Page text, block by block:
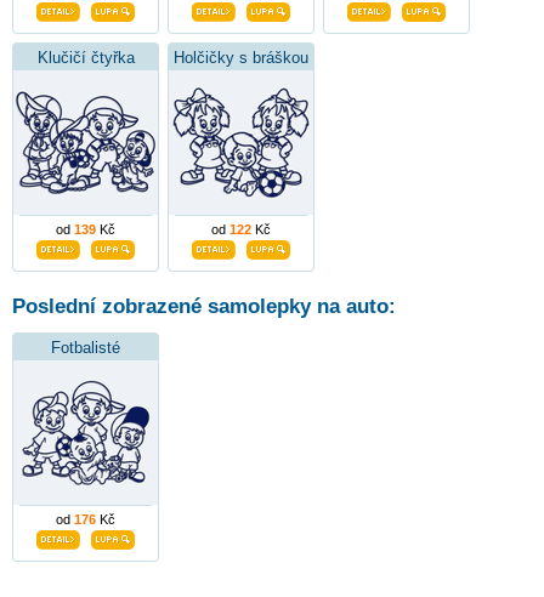
Klučičí čtyřka
od 139 Kč
Holčičky s bráškou
od 122 Kč
Poslední zobrazené samolepky na auto:
Fotbalisté
od 176 Kč